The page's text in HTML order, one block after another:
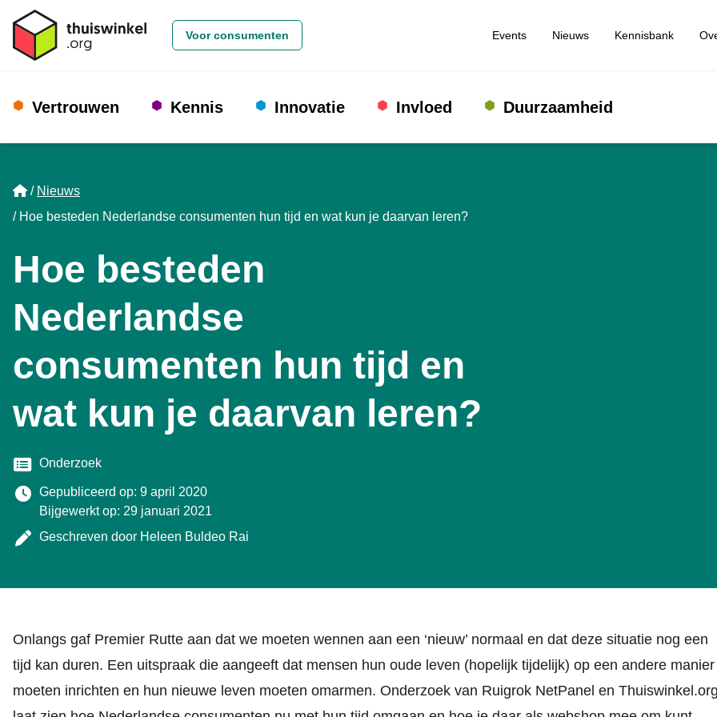
Voor consumenten Events Nieuws Kennisbank
Vertrouwen Kennis Innovatie Invloed Duurzaamheid
Home
Nieuws
Hoe besteden Nederlandse consumenten hun tijd en wat kun je daarvan leren?
Hoe besteden
Nederlandse
consumenten hun tijd en
wat kun je daarvan leren?
Categorie
Onderzoek
Gepubliceerd op: 9 april 2020
Bijgewerkt op: 29 januari 2021
Geschreven door Heleen Buldeo Rai
Onlangs gaf Premier Rutte aan dat we moeten wennen aan een ‘nieuw’ normaal en dat deze situatie nog een
tijd kan duren. Een uitspraak die aangeeft dat mensen hun oude leven (hopelijk tijdelijk) op een andere manier
moeten inrichten en hun nieuwe leven moeten omarmen. Onderzoek van Ruigrok NetPanel en